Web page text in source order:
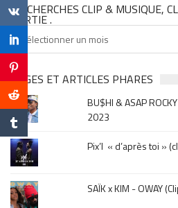
TU CHERCHES CLIP & MUSIQUE,
SORTIE .
Tu
cherches
clip
&
musique,
click
sur
le
mois
de
la
sortie
PAGES ET ARTICLES PHARES
BU$HI & ASAP
2023
Pix’l « d’après toi »
SAÏK x KIM - OWAY